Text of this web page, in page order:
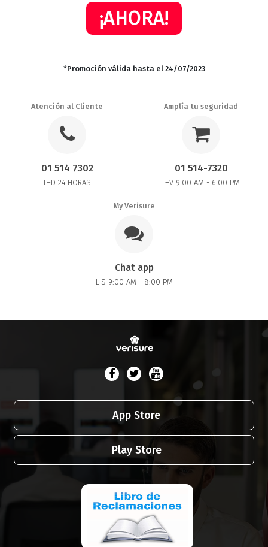
¡AHORA!
*Promoción válida hasta el 24/07/2023
Atención al Cliente
01 514 7302
L–D 24 HORAS
Amplía tu seguridad
01 514-7320
L–V 9:00 AM - 6:00 PM
My Verisure
Chat app
L-S 9:00 AM - 8:00 PM
App Store
Play Store